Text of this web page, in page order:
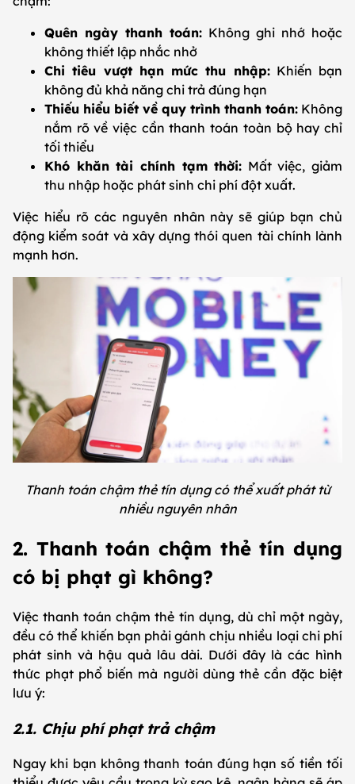
Quên ngày thanh toán: Không ghi nhớ hoặc
không thiết lập nhắc nhở
Chi tiêu vượt hạn mức thu nhập:Khiến bạn
không đủ khả năng chi trả đúng hạn
Thiếu hiểu biết về quy trình thanh toán: Không
nắm rõ về việc cần thanh toán toàn bộ hay chỉ
tối thiểu
Khó khăn tài chính tạm thời: Mất việc, giảm
thu nhập hoặc phát sinh chi phí đột xuất.
Việc hiểu rõ các nguyên nhân này sẽ giúp bạn chủ
động kiểm soát và xây dựng thói quen tài chính lành
mạnh hơn.
Thanh toán chậm thẻ tín dụng có thể xuất phát từ
nhiều nguyên nhân
2. Thanh toán chậm thẻ tín dụng
có bị phạt gì không?
Việc thanh toán chậm thẻ tín dụng, dù chỉ một ngày,
đều có thể khiến bạn phải gánh chịu nhiều loại chi phí
phát sinh và hậu quả lâu dài. Dưới đây là các hình
thức phạt phổ biến mà người dùng thẻ cần đặc biệt
lưu ý:
2.1. Chịu phí phạt trả chậm
Ngay khi bạn không thanh toán đúng hạn số tiền tối